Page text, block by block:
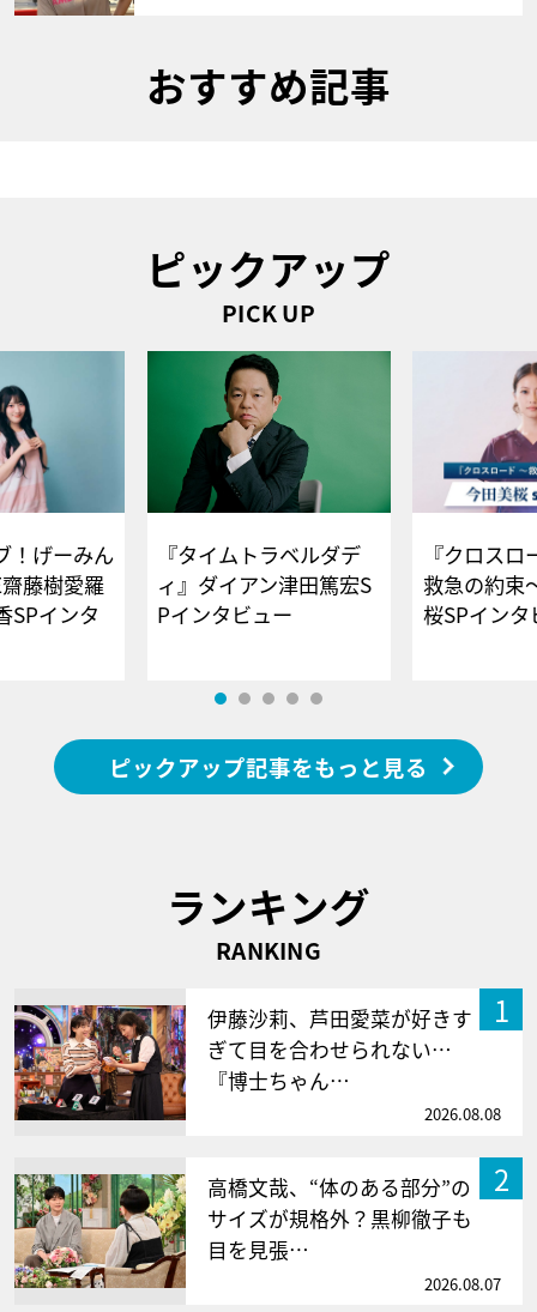
おすすめ記事
ピックアップ
PICK UP
！げーみん
藤樹愛羅
SPインタ
『タイムトラベルダデ
ィ』ダイアン津田篤宏S
Pインタビュー
『クロス
救急の約束
桜SPイ
ピックアップ記事をもっと見る
ランキング
RANKING
1
伊藤沙莉、芦田愛菜が好きす
ぎて目を合わせられない…
『博士ちゃん…
2026.08.08
2
高橋文哉、“体のある部分”の
サイズが規格外？黒柳徹子も
目を見張…
2026.08.07